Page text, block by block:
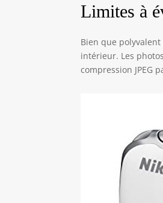
Limites à
Bien que
intérieur. Les
compression JPEG